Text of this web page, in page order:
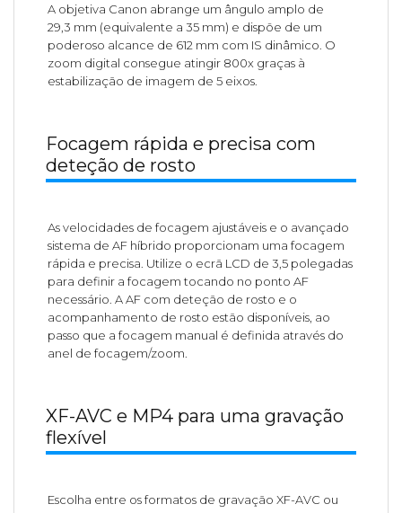
A objetiva Canon abrange um ângulo amplo de
29,3 mm (equivalente a 35 mm) e dispõe de um
poderoso alcance de 612 mm com IS dinâmico. O
zoom digital consegue atingir 800x graças à
estabilização de imagem de 5 eixos.
Focagem rápida e precisa com
deteção de rosto
As velocidades de focagem ajustáveis e o avançado
sistema de AF híbrido proporcionam uma focagem
rápida e precisa. Utilize o ecrã LCD de 3,5 polegadas
para definir a focagem tocando no ponto AF
necessário. A AF com deteção de rosto e o
acompanhamento de rosto estão disponíveis, ao
passo que a focagem manual é definida através do
anel de focagem/zoom.
XF-AVC e MP4 para uma gravação
flexível
Escolha entre os formatos de gravação XF-AVC ou